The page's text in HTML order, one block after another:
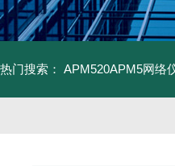
热门搜索： APM520APM5网络